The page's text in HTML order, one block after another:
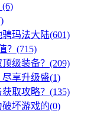
玛法大陆(601)
？(715)
级装备？(209)
享升级盛(1)
取攻略？(135)
坏游戏的(0)